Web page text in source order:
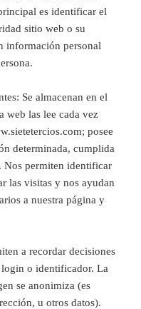
es identificar el
sitio web o su
información personal
Se almacenan en el
web las lee cada vez
posee
determinada, cumplida
Nos permiten identificar
las visitas y nos ayudan
a nuestra página y
a recordar decisiones
o identificador. La
se anonimiza (es
u otros datos).